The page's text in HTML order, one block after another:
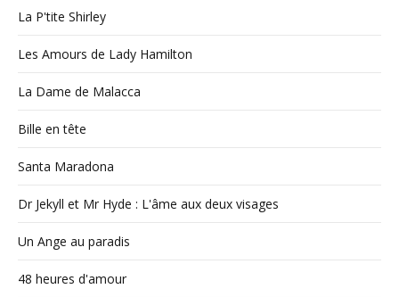
La P'tite Shirley
Les Amours de Lady Hamilton
La Dame de Malacca
Bille en tête
Santa Maradona
Dr Jekyll et Mr Hyde : L'âme aux deux visages
Un Ange au paradis
48 heures d'amour